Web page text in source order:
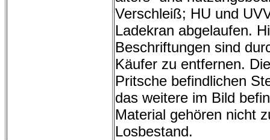
Verschleiß; HU und
Ladekran abgelaufen.
Beschriftungen sind
Käufer zu entfernen.
Pritsche befindlichen
das weitere im Bild
Material gehören nicht
Losbestand.